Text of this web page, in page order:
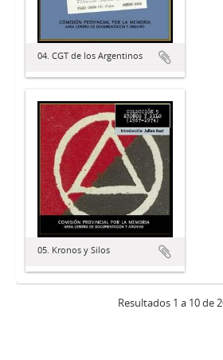
04. CGT de los Argentinos
05. Kronos y Silos
Resultados 1 a 10 de